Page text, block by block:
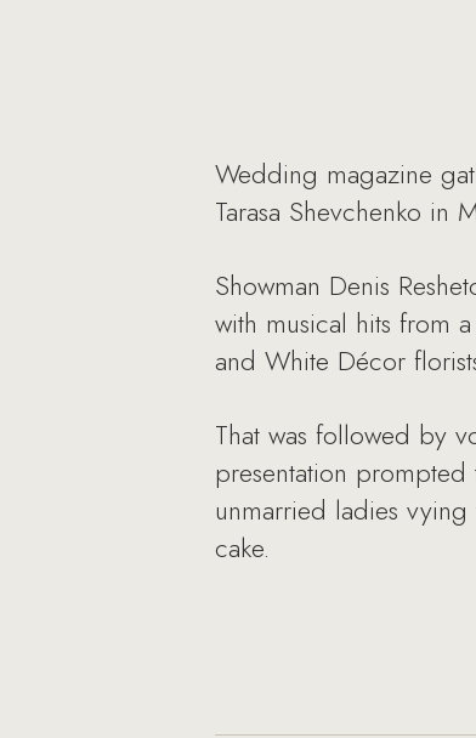
Wedding magazine
Tarasa Shevchenko in
Showman Denis
with musical hits from
and White Décor
That was followed by
presentation
unmarried ladies
cake.